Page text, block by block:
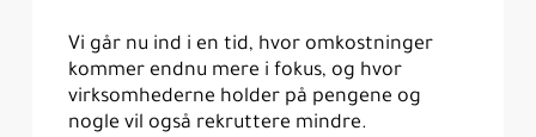
Vi går nu ind i en tid, hvor omkostninger
kommer endnu mere i fokus, og hvor
virksomhederne holder på pengene og
nogle vil også rekruttere mindre.